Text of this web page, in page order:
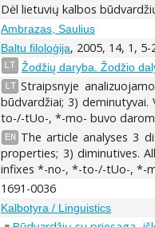
Dėl lietuvių kalbos
Ambrazas, Saulius
Baltu filoloģija, 2005, 14, 1, 5-
LT Žodžių daryba. Žodžio
LT Straipsnyje
būdvardžiai; 3)
to-/-tUo-, *-mo- buvo
EN
The article analyses 3
properties; 3) diminutives.
infixes *-no-, *-to-/-tUo-, *-
1691-0036
Kalbotyra / Linguistics